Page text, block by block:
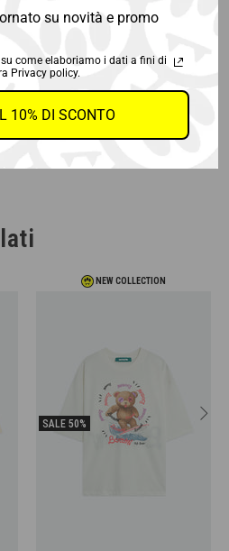
AL CARRELLO
NEW COLLECTION
SALE 50%
su novità e promo
come elaboriamo i dati a fini di
Privacy policy.
10% DI SCONTO